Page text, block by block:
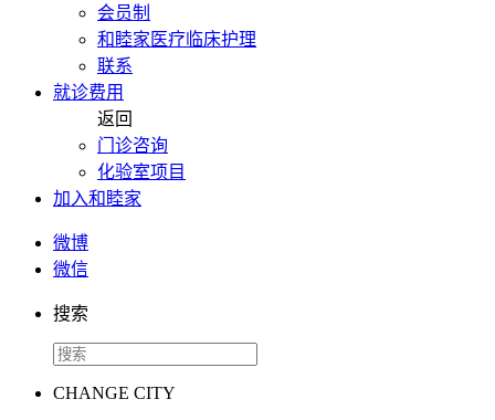
会员制
和睦家医疗临床护理
联系
就诊费用
返回
门诊咨询
化验室项目
加入和睦家
微博
微信
搜索
CHANGE CITY